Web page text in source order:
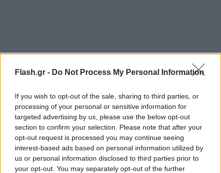
Flash.gr - Do Not Process My Personal Information
If you wish to opt-out of the sale, sharing to third parties, or
processing of your personal or sensitive information for
targeted advertising by us, please use the below opt-out
section to confirm your selection. Please note that after your
opt-out request is processed you may continue seeing
interest-based ads based on personal information utilized by
us or personal information disclosed to third parties prior to
your opt-out. You may separately opt-out of the further
Για τις κυκλοφοριακές ρυθμίσεις που ισχύουν κατά